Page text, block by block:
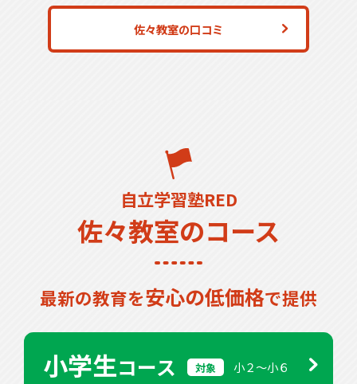
佐々教室の口コミ
自立学習塾RED
佐々教室のコース
最新の教育を安心の低価格で提供
小学生コース 対象 小２〜小６